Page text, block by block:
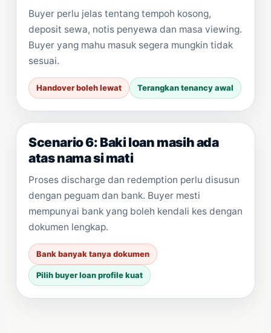
Buyer perlu jelas tentang tempoh kosong,
deposit sewa, notis penyewa dan masa viewing.
Buyer yang mahu masuk segera mungkin tidak
sesuai.
Handover boleh lewat Terangkan tenancy awal
Scenario 6: Baki loan masih ada
atas nama si mati
Proses discharge dan redemption perlu disusun
dengan peguam dan bank. Buyer mesti
mempunyai bank yang boleh kendali kes dengan
dokumen lengkap.
Bank banyak tanya dokumen
Pilih buyer loan profile kuat